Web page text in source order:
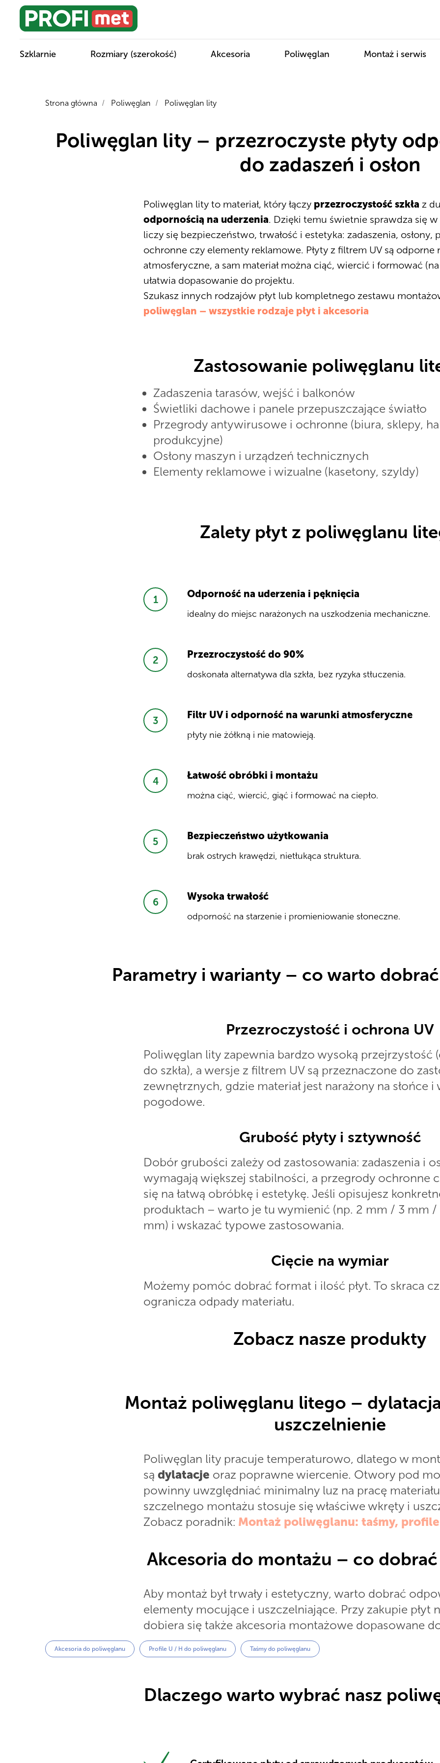
Szklarnie Rozmiary (szerokość) Akcesoria Poliwęglan Montaż i serwis
Strona główna / Poliwęglan / Poliwęglan lity
Poliwęglan lity – przezroczyste płyty
do zadaszeń i osłon
Poliwęglan lity to materiał, który łączy przezroczystość szkła z
odpornością na uderzenia. Dzięki temu świetnie sprawdza się
liczy się bezpieczeństwo, trwałość i estetyka: zadaszenia, osłony,
ochronne czy elementy reklamowe. Płyty z filtrem UV są odporne
atmosferyczne, a sam materiał można ciąć, wiercić i formować
ułatwia dopasowanie do projektu.
Szukasz innych rodzajów płyt lub kompletnego zestawu
poliwęglan – wszystkie rodzaje płyt i akcesoria
Zastosowanie poliwęglanu
Zadaszenia tarasów, wejść i balkonów
Świetliki dachowe i panele przepuszczające światło
Przegrody antywirusowe i ochronne (biura, sklepy,
produkcyjne)
Osłony maszyn i urządzeń technicznych
Elementy reklamowe i wizualne (kasetony, szyldy)
Zalety płyt z poliwęglanu
Odporność na uderzenia i pęknięcia
idealny do miejsc narażonych na uszkodzenia mechaniczne.
Przezroczystość do 90%
doskonała alternatywa dla szkła, bez ryzyka stłuczenia.
Filtr UV i odporność na warunki atmosferyczne
płyty nie żółkną i nie matowieją.
Łatwość obróbki i montażu
można ciąć, wiercić, giąć i formować na ciepło.
Bezpieczeństwo użytkowania
brak ostrych krawędzi, nietłukąca struktura.
Wysoka trwałość
odporność na starzenie i promieniowanie słoneczne.
Parametry i warianty – co warto
Przezroczystość i ochrona UV
Poliwęglan lity zapewnia bardzo wysoką przejrzystość
do szkła), a wersje z filtrem UV są przeznaczone do
zewnętrznych, gdzie materiał jest narażony na słońce i
pogodowe.
Grubość płyty i sztywność
Dobór grubości zależy od zastosowania: zadaszenia i
wymagają większej stabilności, a przegrody ochronne
się na łatwą obróbkę i estetykę. Jeśli opisujesz
produktach – warto je tu wymienić (np. 2 mm / 3 mm
mm) i wskazać typowe zastosowania.
Cięcie na wymiar
Możemy pomóc dobrać format i ilość płyt. To skraca
ogranicza odpady materiału.
Zobacz nasze produkty
Montaż poliwęglanu litego –
uszczelnienie
Poliwęglan lity pracuje temperaturowo, dlatego w
są dylatacje oraz poprawne wiercenie. Otwory pod
powinny uwzględniać minimalny luz na pracę
szczelnego montażu stosuje się właściwe wkręty i
Zobacz poradnik: Montaż poliwęglanu: taśmy,
Akcesoria do montażu – co
Aby montaż był trwały i estetyczny, warto dobrać
elementy mocujące i uszczelniające. Przy zakupie płyt
dobiera się także akcesoria montażowe dopasowane
Akcesoria do poliwęglanu Profile U / H do poliwęglanu Taśmy do poliwęglanu
Dlaczego warto wybrać nasz